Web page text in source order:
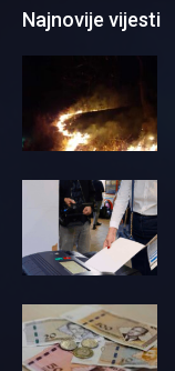
Najnovije vijesti